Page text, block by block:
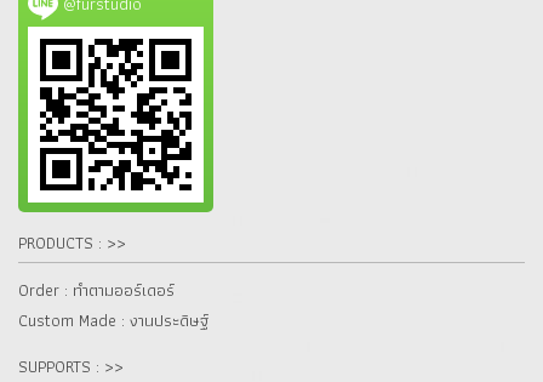
PRODUCTS : >>
Order : ทำตามออร์เดอร์
Custom Made : งานประดิษฐ์
SUPPORTS : >>